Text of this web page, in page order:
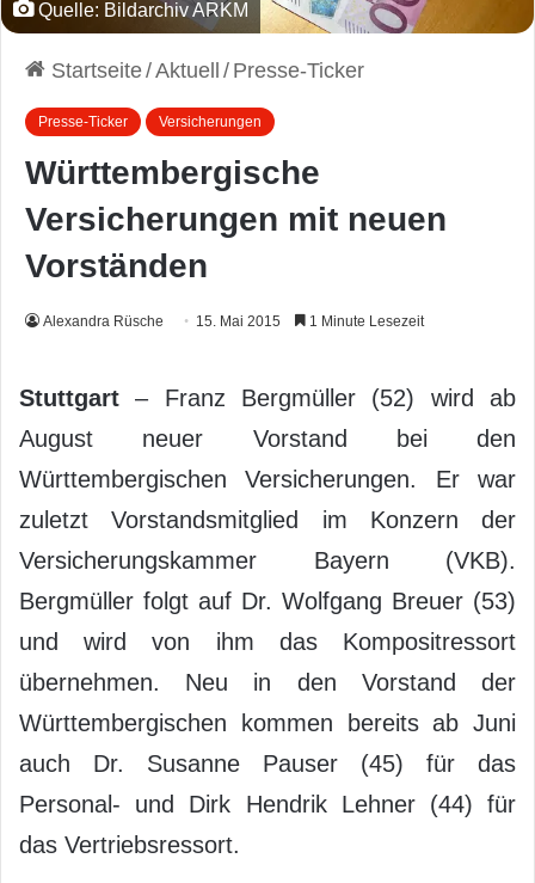
Quelle: Bildarchiv ARKM
Startseite/Aktuell / Presse-Ticker
Presse-Ticker Versicherungen
Württembergische
Versicherungen mit neuen
Vorständen
Alexandra Rüsche 15. Mai 2015 1 Minute Lesezeit
Stuttgart – Franz Bergmüller (52) wird ab
August neuer Vorstand bei den
Württembergischen Versicherungen. Er war
zuletzt Vorstandsmitglied im Konzern der
Versicherungskammer Bayern (VKB).
Bergmüller folgt auf Dr. Wolfgang Breuer (53)
und wird von ihm das Kompositressort
übernehmen. Neu in den Vorstand der
Württembergischen kommen bereits ab Juni
auch Dr. Susanne Pauser (45) für das
Personal- und Dirk Hendrik Lehner (44) für
das Vertriebsressort.